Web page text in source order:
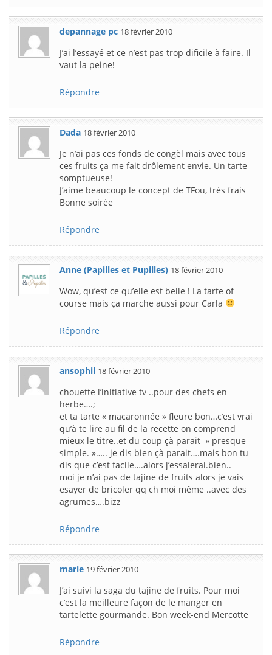
depannage pc 18 février 2010
J’ai l’essayé et ce n’est pas trop dificile à faire. Il
vaut la peine!
Répondre
Dada 18 février 2010
Je n’ai pas ces fonds de congèl mais avec tous
ces fruits ça me fait drôlement envie. Un tarte
somptueuse!
J’aime beaucoup le concept de TFou, très frais
Bonne soirée
Répondre
Anne (Papilles et Pupilles) 18 février 2010
Wow, qu’est ce qu’elle est belle ! La tarte of
course mais ça marche aussi pour Carla
Répondre
ansophil 18 février 2010
chouette l’initiative tv ..pour des chefs en
herbe….;
et ta tarte « macaronnée » fleure bon…c’est vrai
qu’à te lire au fil de la recette on comprend
mieux le titre..et du coup çà parait » presque
simple. »….. je dis bien çà parait….mais bon tu
dis que c’est facile….alors j’essaierai.bien..
moi je n’ai pas de tajine de fruits alors je vais
esayer de bricoler qq ch moi même ..avec des
agrumes….bizz
Répondre
marie 19 février 2010
J’ai suivi la saga du tajine de fruits. Pour moi
c’est la meilleure façon de le manger en
tartelette gourmande. Bon week-end Mercotte
Répondre